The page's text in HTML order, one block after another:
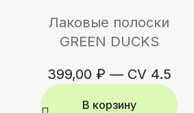
Лаковые полоски
GREEN DUCKS
399,00 ₽ — CV 4.5
В корзину